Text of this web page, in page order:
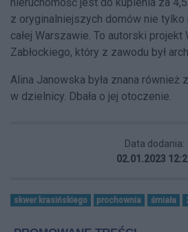
z oryginalniejszych domów nie tylko
całej Warszawie. To autorski projekt
Zabłockiego, który z zawodu był
Alina Janowska była znana również
w dzielnicy. Dbała o jej otoczenie.
Data dodania:
02.01.2023
skwer krasińskiego prochownia śmiała